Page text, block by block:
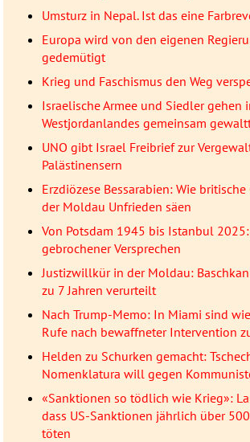
Umsturz in Nepal. Ist das eine
Europa wird von den eigenen
gedemütigt
Krieg und Faschismus den Weg
Israelische Armee und Siedler gehen
Westjordanlandes gemeinsam
UNO gibt Israel Freibrief zur
Palästinensern
Erzdiözese Bessarabien: Wie
der Moldau Unfrieden säen
Von Potsdam 1945 bis Istanbul
gebrochener Versprechen
Justizwillkür in der Moldau:
zu 7 Jahren verurteilt
Nach Trump-Memo: In Miami sind
Rufe nach bewaffneter Intervention
Helden zu Schurken gemacht:
Nomenklatura will gegen
«Sanktionen so tödlich wie Krieg»:
dass US-Sanktionen jährlich über
töten